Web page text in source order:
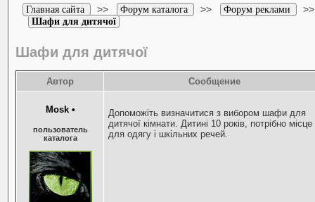
Главная сайта >> Форум каталога >> Форум реклами >>
Шафи для дитячої
Шафи для дитячої
Автор Сообщение
Mosk •
пользователь
каталога
Допоможіть визначитися з вибором шафи для
дитячої кімнати. Дитині 10 років, потрібно місце
для одягу і шкільних речей.